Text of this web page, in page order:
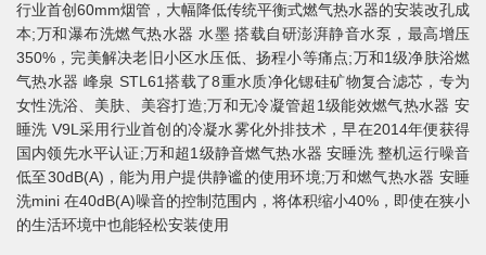
行业首创60mm烟管，大幅降低传统平衡式燃气热水器的安装改孔成
本;万和瀑布洗燃气热水器 水墨 搭载自研澎湃静音水泵，最高增压
350%，完美解决老旧小区水压低、扬程小等痛点;万和1级净肤浴燃
气热水器 峰泉 STL61搭载了8重水质净化锶硅矿物复合滤芯，专为
女性洗浴、美肤、美容打造;万和无冷凝管超1级能效燃气热水器 安
睡洗 V9L采用行业首创的冷凝水雾化外排技术，早在2014年便获得
国内领先水平认证;万和超1级静音燃气热水器 安睡洗 整机运行噪音
低至30dB(A)，能为用户提供静谧的使用环境;万和燃气热水器 安睡
洗mini 在40dB(A)噪音的控制范围内，将体积缩小40%，即使在狭小
的生活环境中也能轻松安装使用